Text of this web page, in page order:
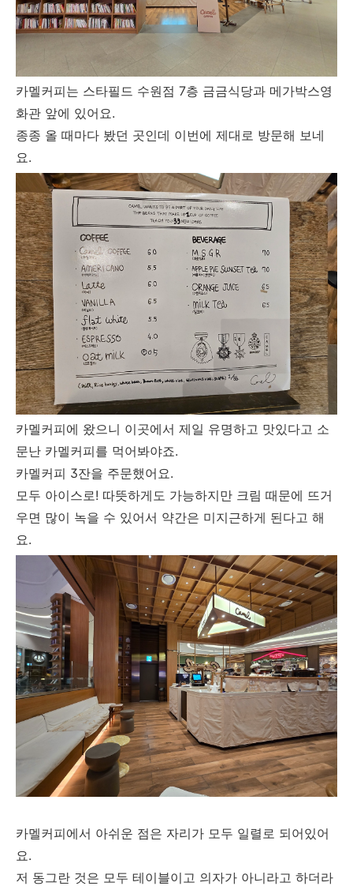
카멜커피는 스타필드 수원점 7층 금금식당과 메가박스영
화관 앞에 있어요.
종종 올 때마다 봤던 곳인데 이번에 제대로 방문해 보네
요.
카멜커피에 왔으니 이곳에서 제일 유명하고 맛있다고 소
문난 카멜커피를 먹어봐야죠.
카멜커피 3잔을 주문했어요.
모두 아이스로! 따뜻하게도 가능하지만 크림 때문에 뜨거
우면 많이 녹을 수 있어서 약간은 미지근하게 된다고 해
요.
카멜커피에서 아쉬운 점은 자리가 모두 일렬로 되어있어
요.
저 동그란 것은 모두 테이블이고 의자가 아니라고 하더라